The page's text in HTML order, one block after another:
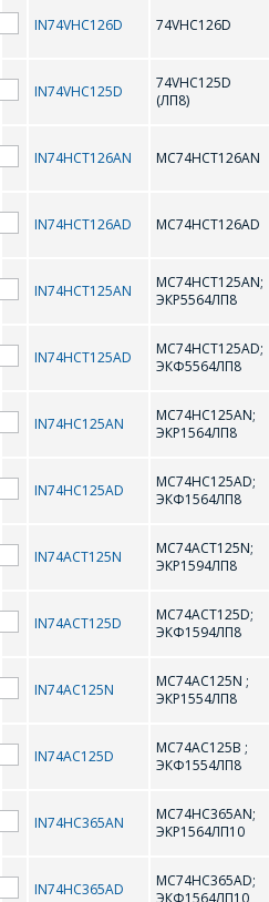
ПОИСК
74VHC374D (ИР23)
74VHCT00D (ЛА3)
74VHCT241D (АП4)
74VHCT374D (ИР23)
C
CD4002AN
CD4006BN;К1561ИР10
CD4008BN;К1561ИМ1
CD4011BD;ЭКФ1561ЛА7
CD4013BD; ЭКФ1561ТМ2
IN74VHC126D 74VHC126D
IN74VHC125D
74VHC125D
(ЛП8)
IN74HCT126AN MC74HCT126AN
IN74HCT126AD MC74HCT126AD
IN74HCT125AN
MC74HCT125AN;
ЭКР5564ЛП8
IN74HCT125AD
MC74HCT125AD;
ЭКФ5564ЛП8
IN74HC125AN
MC74HC125AN;
ЭКР1564ЛП8
IN74HC125AD
MC74HC125AD;
ЭКФ1564ЛП8
IN74ACT125N
MC74ACT125N;
ЭКР1594ЛП8
IN74ACT125D
MC74ACT125D;
ЭКФ1594ЛП8
IN74AC125N
MC74AC125N ;
ЭКР1554ЛП8
IN74AC125D
MC74AC125B ;
ЭКФ1554ЛП8
IN74HC365AN
MC74HC365AN;
ЭКР1564ЛП10
IN74HC365AD
MC74HC365AD;
ЭКФ1564ЛП10
"ИНТЕГРАЛ",
Укажите
сотрудники
свяжутся с
и сроков
Организация*
E-mail*
услуга, их
ВАШИ
Телефон*
Интересующий
Сообщение*